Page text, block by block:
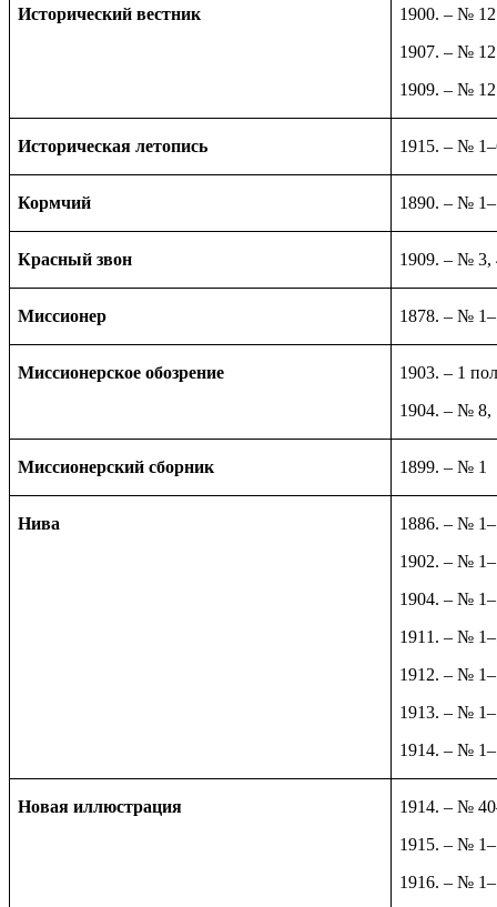
Исторический вестник
1900. – № 12
1907. – № 12
1909. – № 12
Историческая летопись 1915. – №
Кормчий 1890. – №
Красный звон 1909. – № 3,
Миссионер 1878. – №
Миссионерское обозрение
1903. – 1
1904. – № 8,
Миссионерский сборник 1899. – № 1
Нива
1886. – №
1902. – №
1904. – №
1911. – №
1912. – №
1913. – №
1914. – №
Новая иллюстрация
1914. – №
1915. – №
1916. – №